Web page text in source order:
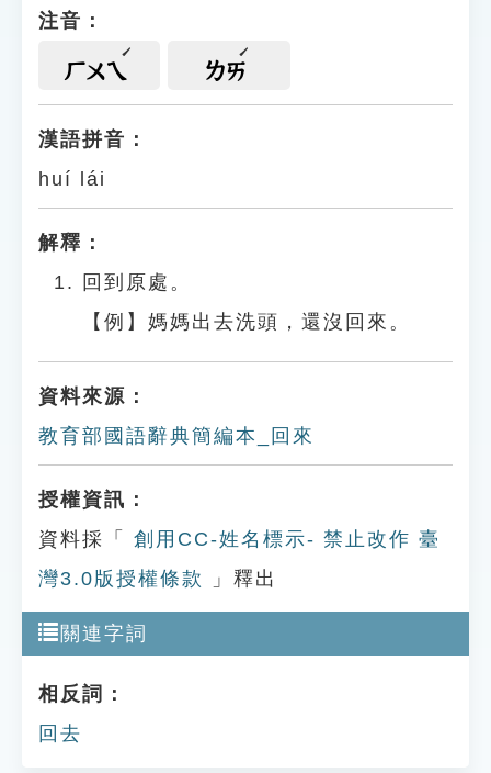
遊戲專區
貓頭鷹博士
注音：
ㄏㄨㄟ ㄌㄞ
漢語拼音：
huí lái
解釋：
回到原處。
【例】媽媽出去洗頭，還沒回來。
資料來源：
教育部國語辭典簡編本_回來
授權資訊：
資料採「
創用CC-姓名標示- 禁止改作 臺
灣3.0版授權條款
」釋出
關連字詞
相反詞：
回去